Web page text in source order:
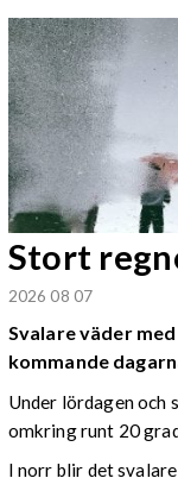
Stort
2026 08 07
Svalare väder
kommande
Under lördagen och
omkring runt 20
I norr blir det